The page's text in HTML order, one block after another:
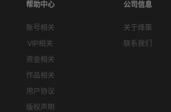
帮助中心
账号相关
VIP相关
资金相关
作品相关
用户协议
版权声明
公司信息
关于烽策
联系我们